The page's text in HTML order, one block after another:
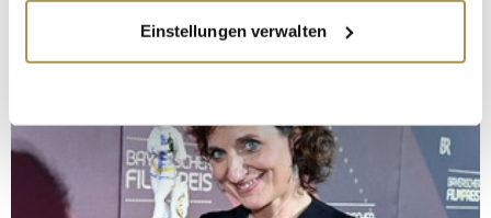
Informationen über Ihre geografische Lage
erfassen, welche bis auf einige Meter genau sein
bestimmten Merkmalen (Fingerprinting) identifizieren
Erfahren Sie mehr darüber, wie Ihre persönlichen Daten
verarbeitet werden, und legen Sie Ihre Präferenzen im
Einstellungen verwalten